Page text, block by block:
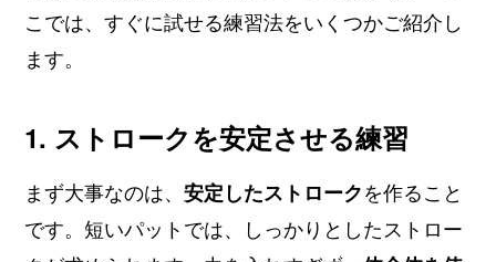
こでは、すぐに試せる練習法をいくつかご紹介し
ます。
1. ストロークを安定させる練習
まず大事なのは、安定したストロークを作ること
です。短いパットでは、しっかりとしたストロー